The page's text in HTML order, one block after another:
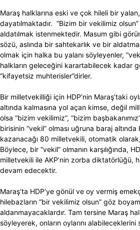
Maraş halklarına eski ve çok hileli bir
dayatılmaktadır. “Bizim bir vekilimiz
aldatılmak istenmektedir. Masum gibi
sözü, aslında bir sahtekarlık ve bir
olmak için halka bu yalanı söyleyenler,
halkların geleceğini karartabilecek kadar
“kifayetsiz muhterisler”dirler.
Bir milletvekilliği için HDP’nin Maraş’taki
altında kalmasına yol açan kimse, değil
olsa “bizim vekilimiz”, “bizim
birisinin “vekil” olması uğruna baraj altında
kazanacağı 80 milletvekili, otomatik
Böylece, bir “vekil” olmanın karşılığında,
milletvekili ile AKP’nin zorba diktatörlüğü,
devam edecektir.
Maraş’ta HDP’ye gönül ve oy vermiş
hilebazların “bir vekilimiz olsun” göz
aldanmayacaklardır. Tam tersine Maraş
söyleyerek, onların oylarını alabileceklerini